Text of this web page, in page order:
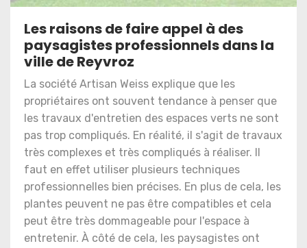
Les raisons de faire appel à des
paysagistes professionnels dans la
ville de Reyvroz
La société Artisan Weiss explique que les
propriétaires ont souvent tendance à penser que
les travaux d'entretien des espaces verts ne sont
pas trop compliqués. En réalité, il s'agit de travaux
très complexes et très compliqués à réaliser. Il
faut en effet utiliser plusieurs techniques
professionnelles bien précises. En plus de cela, les
plantes peuvent ne pas être compatibles et cela
peut être très dommageable pour l'espace à
entretenir. À côté de cela, les paysagistes ont